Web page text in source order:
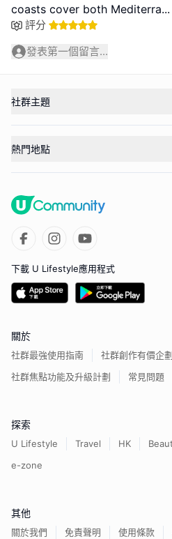
coasts cover both Mediterra...
評分
發表第一個留言...
社群主題
熱門地點
下載 U Lifestyle應用程式
關於
社群最強使用指南
社群創作有價企劃
社群焦點功能及升級計劃
常見問題
探索
U Lifestyle Travel HK
e-zone
其他
關於我們 免責聲明 使用條款